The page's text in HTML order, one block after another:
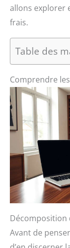
allons explorer
frais.
Table des
Comprendre
Décomposition
Avant de